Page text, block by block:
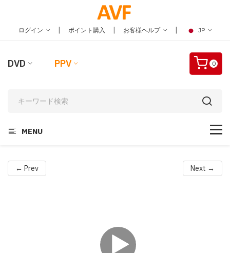
ログイン | ポイント購入 | お客様ヘルプ | JP
DVD PPV 0
MENU
← Prev Next →